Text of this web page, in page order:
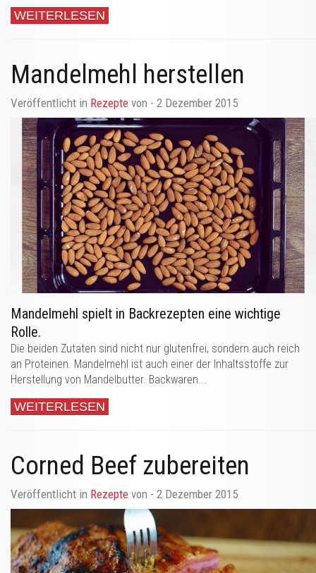
WEITERLESEN
Mandelmehl herstellen
Veröffentlicht in Rezepte von - 2 Dezember 2015
Mandelmehl spielt in Backrezepten eine wichtige
Rolle.
Die beiden Zutaten sind nicht nur glutenfrei, sondern auch reich
an Proteinen. Mandelmehl ist auch einer der Inhaltsstoffe zur
Herstellung von Mandelbutter. Backwaren...
WEITERLESEN
Corned Beef zubereiten
Veröffentlicht in Rezepte von - 2 Dezember 2015